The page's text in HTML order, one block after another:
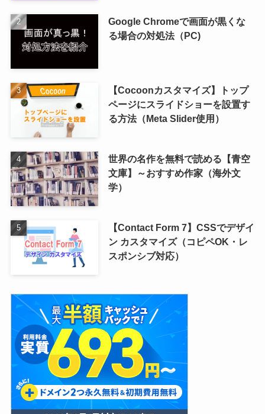
Google Chromeで画面が黒くな
る場合の対処法（PC)
【Cocoonカスタマイズ】トップ
ページにスライドショーを設置す
る方法（Meta Slider使用）
世界の名作を無料で読める【青空
文庫】～おすすめ作家（海外文
学）
【Contact Form 7】CSSでデザイ
ン カスタマイズ（コピペOK・レ
スポンシブ対応）